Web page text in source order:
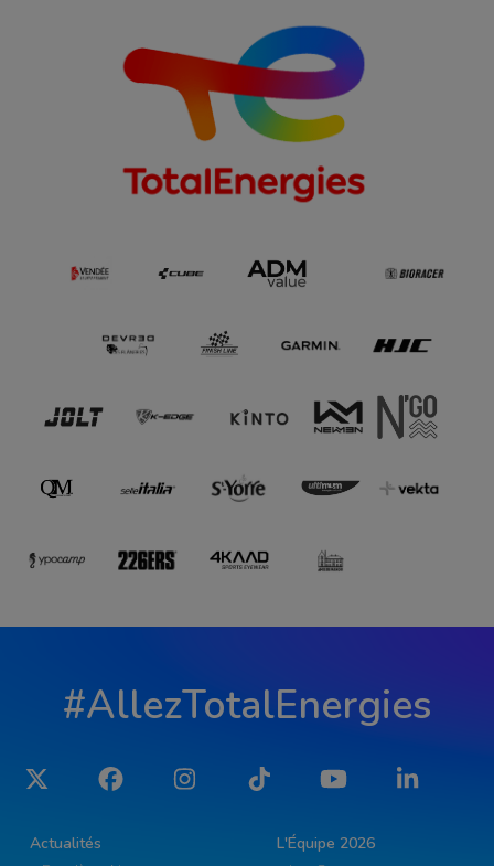
#AllezTotalEnergies
Twitter Facebook Instagram Tiktok YouTube LinkedIn
Actualités
L'Équipe 2026